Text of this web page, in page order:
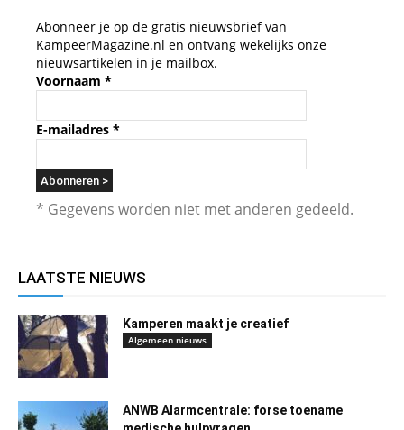
Abonneer je op de gratis nieuwsbrief van
KampeerMagazine.nl en ontvang wekelijks onze
nieuwsartikelen in je mailbox.
Voornaam *
E-mailadres *
* Gegevens worden niet met anderen gedeeld.
LAATSTE NIEUWS
Kamperen maakt je creatief
Algemeen nieuws
ANWB Alarmcentrale: forse toename